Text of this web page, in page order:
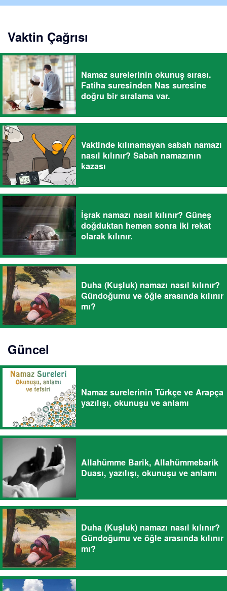
Vaktin Çağrısı
Namaz surelerinin okunuş sırası.
Fatiha suresinden Nas suresine
doğru bir sıralama var.
Vaktinde kılınamayan sabah namazı
nasıl kılınır? Sabah namazının
kazası
İşrak namazı nasıl kılınır? Güneş
doğduktan hemen sonra iki rekat
olarak kılınır.
Duha (Kuşluk) namazı nasıl kılınır?
Gündoğumu ve öğle arasında kılınır
mı?
Güncel
Namaz surelerinin Türkçe ve Arapça
yazılışı, okunuşu ve anlamı
Allahümme Barik, Allahümmebarik
Duası, yazılışı, okunuşu ve anlamı
Duha (Kuşluk) namazı nasıl kılınır?
Gündoğumu ve öğle arasında kılınır
mı?